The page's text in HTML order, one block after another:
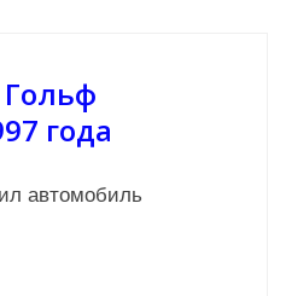
года
автомобиль